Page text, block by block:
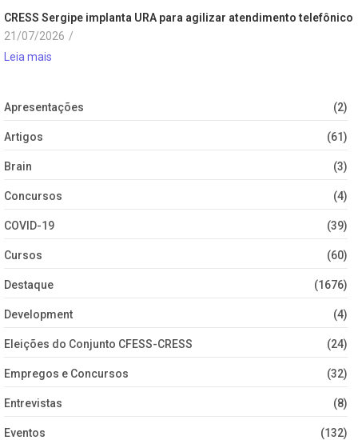
CRESS Sergipe implanta URA para agilizar atendimento telefônico
21/07/2026 /
Leia mais
Apresentações (2)
Artigos (61)
Brain (3)
Concursos (4)
COVID-19 (39)
Cursos (60)
Destaque (1676)
Development (4)
Eleições do Conjunto CFESS-CRESS (24)
Empregos e Concursos (32)
Entrevistas (8)
Eventos (132)